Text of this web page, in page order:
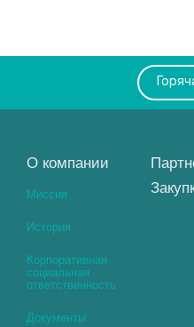
О компании
Миссия
История
Корпоративная
социальная
ответственность
Документы